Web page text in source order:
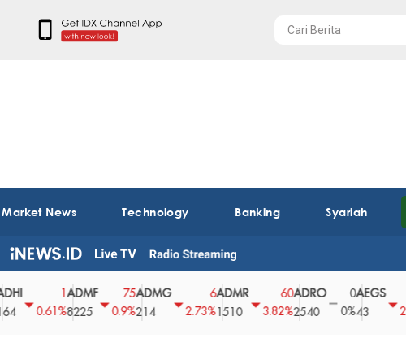
Market News Technology Banking Syariah
0.61%
ADMF
8225
0.9%
ADMG
214
2.73%
ADMR
1510
3.82%
ADRO
2540
0
0%
AEGS
43